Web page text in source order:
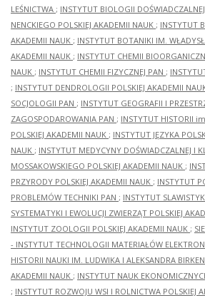
LEŚNICTWA ; INSTYTUT BIOLOGII
NENCKIEGO POLSKIEJ AKADEMII NAUK ; INSTYTUT
AKADEMII NAUK ; INSTYTUT BOTANIKI IM.
AKADEMII NAUK ; INSTYTUT CHEMII
NAUK ; INSTYTUT CHEMII FIZYCZNEJ PAN ;
; INSTYTUT DENDROLOGII POLSKIEJ AKADEMII
SOCJOLOGII PAN ; INSTYTUT GEOGRAFII I
ZAGOSPODAROWANIA PAN ; INSTYTUT HISTORII
POLSKIEJ AKADEMII NAUK ; INSTYTUT JĘZYKA
NAUK ; INSTYTUT MEDYCYNY DOŚWIADCZALNEJ I
MOSSAKOWSKIEGO POLSKIEJ AKADEMII NAUK ;
PRZYRODY POLSKIEJ AKADEMII NAUK ; INSTYTUT
PROBLEMÓW TECHNIKI PAN ; INSTYTUT
SYSTEMATYKI I EWOLUCJI ZWIERZĄT POLSKIEJ
INSTYTUT ZOOLOGII POLSKIEJ AKADEMII NAUK ;
- INSTYTUT TECHNOLOGII MATERIAŁÓW
HISTORII NAUKI IM. LUDWIKA I ALEKSANDRA
AKADEMII NAUK ; INSTYTUT NAUK
; INSTYTUT ROZWOJU WSI I ROLNICTWA POLSKIEJ